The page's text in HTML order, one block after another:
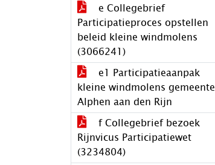
e Collegebrief
Participatieproces opstellen
beleid kleine windmolens
(3066241)
e1 Participatieaanpak
kleine windmolens gemeente
Alphen aan den Rijn
f Collegebrief bezoek
Rijnvicus Participatiewet
(3234804)